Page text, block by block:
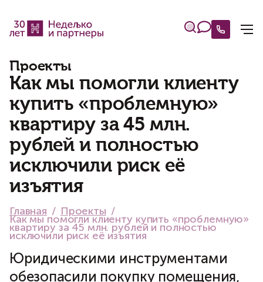
Проекты
Как мы помогли клиенту
купить «проблемную»
квартиру за 45 млн.
рублей и полностью
исключили риск её
изъятия
Главная Проекты
Как мы помогли клиенту купить «проблемную»
квартиру за 45 млн. рублей и полностью
исключили риск её изъятия
Юридическими инструментами
обезопасили покупку помещения,